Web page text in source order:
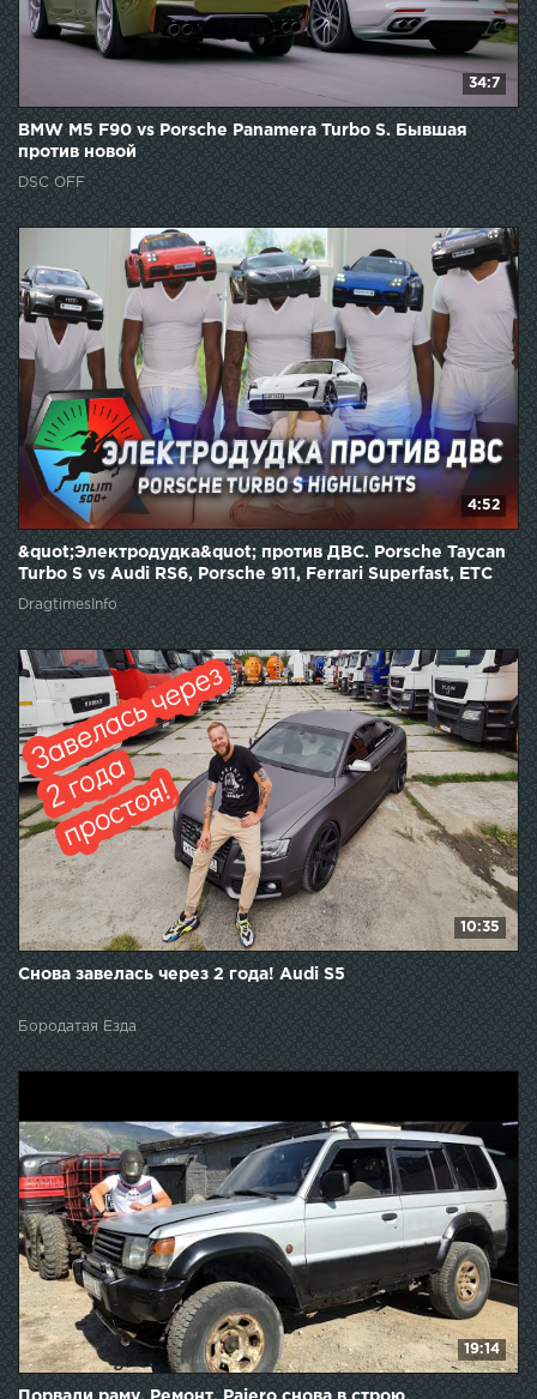
34:7
BMW M5 F90 vs Porsche Panamera Turbo S. Бывшая
против новой
DSC OFF
4:52
&quot;Электродудка&quot; против ДВС. Porsche Taycan
Turbo S vs Audi RS6, Porsche 911, Ferrari Superfast, ETC
DragtimesInfo
10:35
Снова завелась через 2 года! Audi S5
Бородатая Езда
19:14
Порвали раму. Ремонт. Pajero снова в строю.